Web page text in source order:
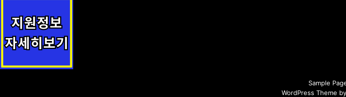
Sample
WordPress Theme by